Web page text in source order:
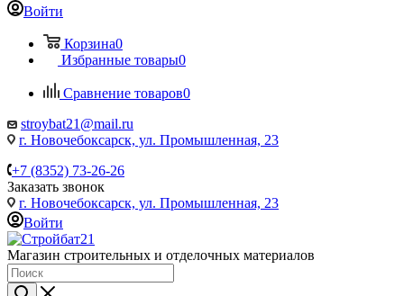
Войти
Корзина0
Избранные товары0
Сравнение товаров0
stroybat21@mail.ru
г. Новочебоксарск, ул. Промышленная, 23
+7 (8352) 73-26-26
Заказать звонок
г. Новочебоксарск, ул. Промышленная, 23
Войти
Магазин строительных и отделочных материалов